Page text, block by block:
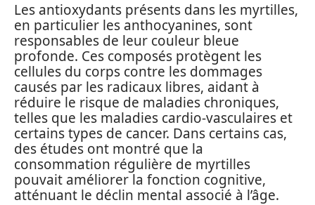
Les antioxydants présents dans les myrtilles,
en particulier les anthocyanines, sont
responsables de leur couleur bleue
profonde. Ces composés protègent les
cellules du corps contre les dommages
causés par les radicaux libres, aidant à
réduire le risque de maladies chroniques,
telles que les maladies cardio-vasculaires et
certains types de cancer. Dans certains cas,
des études ont montré que la
consommation régulière de myrtilles
pouvait améliorer la fonction cognitive,
atténuant le déclin mental associé à l’âge.